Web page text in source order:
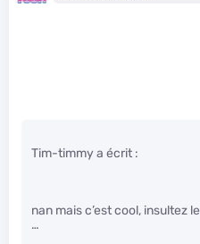
Tim-timmy a écrit :
nan mais c’est cool, insultez
…